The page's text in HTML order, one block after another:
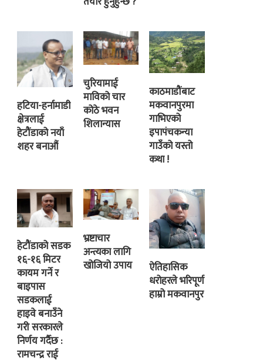
हटिया-हर्नामाडी
क्षेत्रलाई
हेटौंडाको नयाँ
शहर बनाऔं
चुरियामाई
माविको चार
कोठे भवन
शिलान्यास
काठमाडौंबाट
मकवानपुरमा
गाभिएको
इपापंचकन्या
गाउँको यस्तो
कथा !
हेटौंडाको सडक
१६-१६ मिटर
कायम गर्ने र
बाइपास
सडकलाई
हाइवे बनाउँने
गरी सरकारले
निर्णय गर्दैछ :
रामचन्द्र राई
भ्रष्टाचार
अन्त्यका लागि
खोजियो उपाय
ऐतिहासिक
धरोहरले भरिपूर्ण
हाम्रो मकवानपुर